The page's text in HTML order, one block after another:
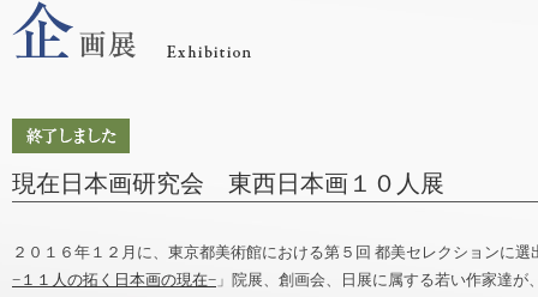
現在日本画研究会 東西日本画１０人展
２０１６年１２月に、東京都美術館における第５回 都美セレクションに
−１１人の拓く日本画の現在− 」院展、創画会、日展に属する若い作家達